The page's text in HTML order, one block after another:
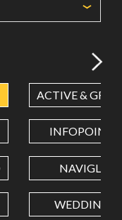
decimal separator.
ACTIVE &
INFOPOINT
NAVIGLI
WEDDING